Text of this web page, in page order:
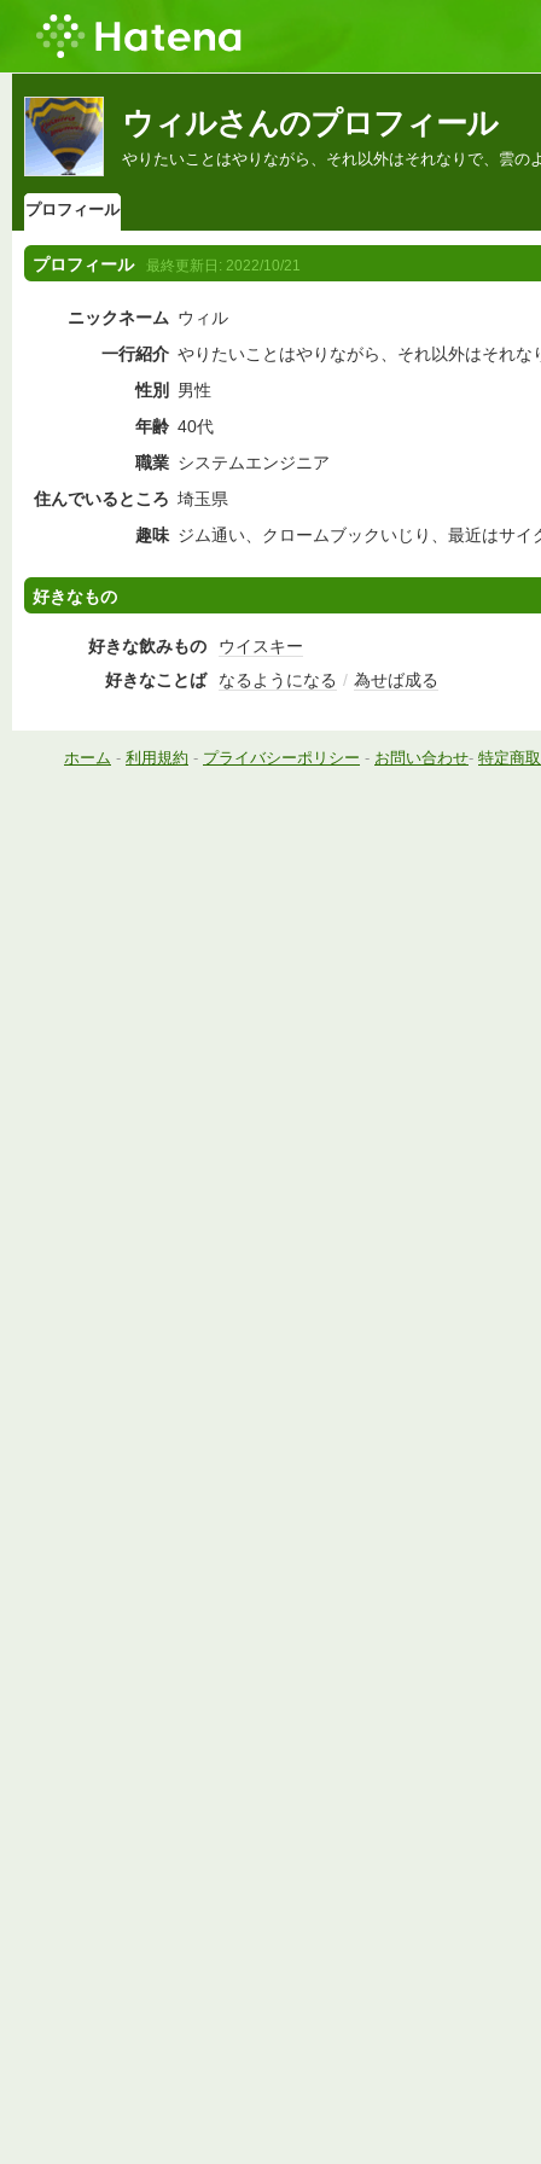
ウィルさんのプロフィール
やりたいことはやりながら、それ以外はそれなりで、雲の
プロフィール
プロフィール 最終更新日: 2022/10/21
ニックネーム ウィル
一行紹介 やりたいことはやりながら、それ以外はそれな
性別
男性
年齢 40代
職業 システムエンジニア
住んでいるところ 埼玉県
趣味 ジム通い、クロームブックいじり、最近はサイ
好きなもの
好きな飲みもの
ウイスキー
好きなことば
なるようになる / 為せば成る
ホーム - 利用規約 - プライバシーポリシー - お問い合わせ- 特定商